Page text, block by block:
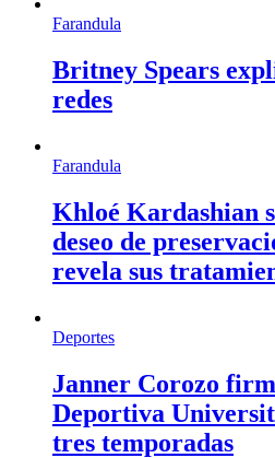
Farandula
Britney Spears
redes
Farandula
Khloé Kardashian
deseo de
revela sus
Deportes
Janner Corozo
Deportiva
tres temporadas